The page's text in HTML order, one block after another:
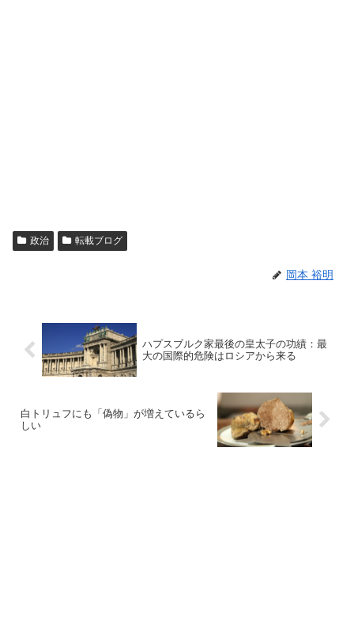
政治 転載ブログ
岡本 裕明
ハプスブルク家最後の皇太子の功績：最
大の国際的危険はロシアから来る
白トリュフにも「偽物」が増えているら
しい